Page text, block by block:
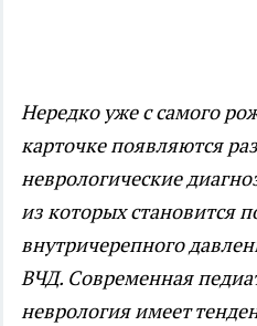
Нередко уже с самого
карточке появляются
неврологические
из которых становится
внутричерепного
ВЧД. Современная
неврология имеет